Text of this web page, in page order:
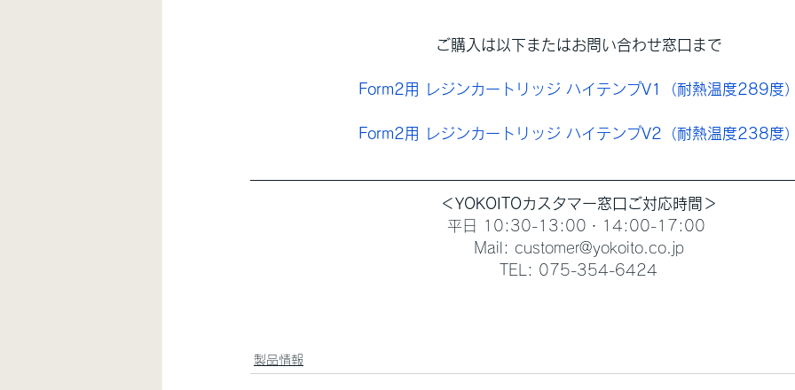
ご購入は以下またはお問い合わせ窓口まで
Form2用 レジンカートリッジ ハイテンプV1（耐熱温度289度）
Form2用 レジンカートリッジ ハイテンプV2（耐熱温度238度）
＜YOKOITOカスタマー窓口ご対応時間＞
平日 10:30-13:00・14:00-17:00
Mail: customer@yokoito.co.jp
TEL: 075-354-6424
製品情報